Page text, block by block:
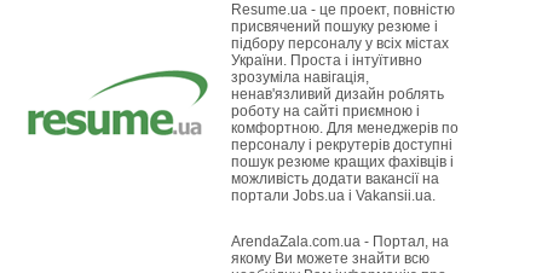
Resume.ua - це проект, повністю
присвячений пошуку резюме і
підбору персоналу у всіх містах
України. Проста і інтуїтивно
зрозуміла навігація,
ненав'язливий дизайн роблять
роботу на сайті приємною і
комфортною. Для менеджерів по
персоналу і рекрутерів доступні
пошук резюме кращих фахівців і
можливість додати вакансії на
портали Jobs.ua і Vakansii.ua.
ArendaZala.com.ua - Портал, на
якому Ви можете знайти всю